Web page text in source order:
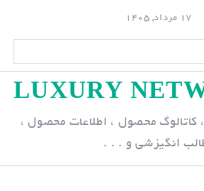
17 مرداد, 1405
LUXURY
کاتالوگ محصول ، اطلاعات محصول ،
انگیزشی و . . .